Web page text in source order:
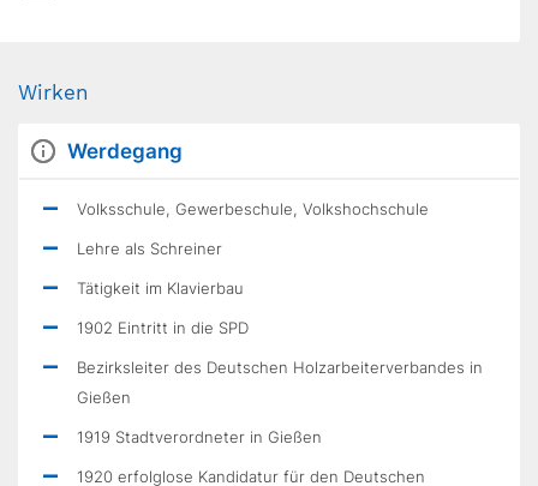
Wirken
Werdegang
Volksschule, Gewerbeschule, Volkshochschule
Lehre als Schreiner
Tätigkeit im Klavierbau
1902 Eintritt in die SPD
Bezirksleiter des Deutschen Holzarbeiterverbandes in
Gießen
1919 Stadtverordneter in Gießen
1920 erfolglose Kandidatur für den Deutschen